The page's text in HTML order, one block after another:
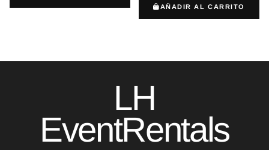
AÑADIR AL CARRITO
LH
EventRentals